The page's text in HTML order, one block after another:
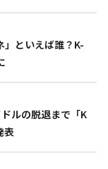
」といえば誰？K-
ルの脱退まで「K
表